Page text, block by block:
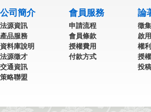
公司簡介
法源資訊
產品服務
資料庫說明
法源徵才
交通資訊
策略聯盟
會員服務
申請流程
會員條款
授權費用
付款方式
論
徵
啟
權
授
投